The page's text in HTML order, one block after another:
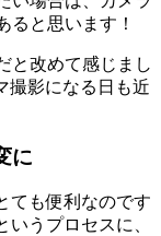
ると思います！
と改めて感じまし
撮影になる日も近
に
ても便利なのです
うプロセスに、